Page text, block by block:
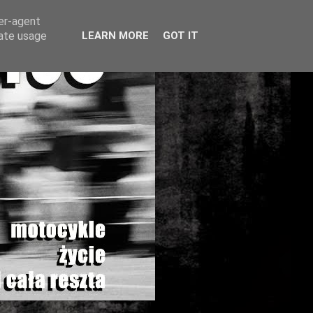
agent
usage
LEARN MORE GOT IT